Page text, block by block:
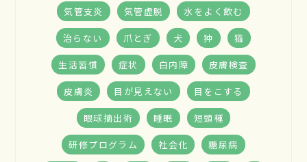
気管支炎 気管虚脱 水をよく飲む
治らない 爪とぎ 犬 狆 猫
生活習慣 症状 白内障 皮膚検査
皮膚炎 目が見えない 目をこする
眼球摘出術 睡眠 短頭種
研修プログラム 社会化 糖尿病